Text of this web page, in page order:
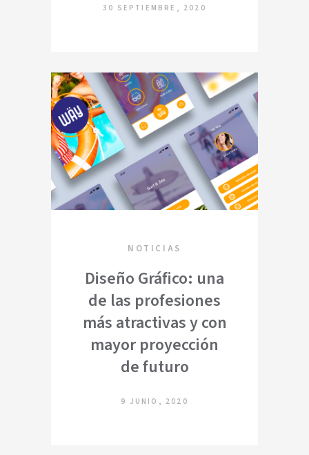
30 SEPTIEMBRE, 2020
NOTICIAS
Diseño Gráfico: una
de las profesiones
más atractivas y con
mayor proyección
de futuro
9 JUNIO, 2020